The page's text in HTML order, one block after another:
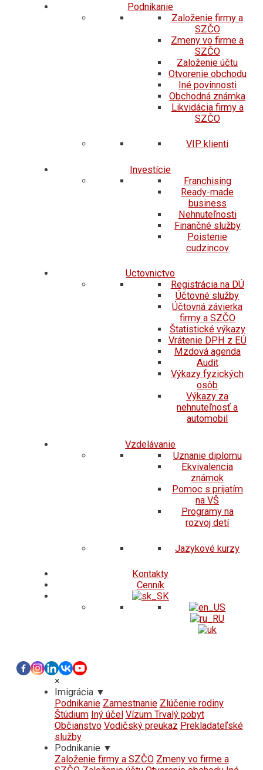
Podnikanie
Založenie firmy a
SZČO
Zmeny vo firme a
SZČO
Založenie účtu
Otvorenie obchodu
Iné povinnosti
Obchodná známka
Likvidácia firmy a
SZČO
VIP klienti
Investície
Franchising
Ready-made
business
Nehnuteľnosti
Finančné služby
Poistenie
cudzincov
Uctovnictvo
Registrácia na DÚ
Účtovné služby
Účtovná závierka
firmy a SZČO
Štatistické výkazy
Vrátenie DPH z EÚ
Mzdová agenda
Audit
Výkazy fyzických
osôb
Výkazy za
nehnuteľnosť a
automobil
Vzdelávanie
Uznanie diplomu
Ekvivalencia
známok
Pomoc s prijatím
na VŠ
Programy na
rozvoj detí
Jazykové kurzy
Kontakty
Cenník
×
Imigrácia ▼
Podnikanie Zamestnanie Zlúčenie rodiny
Štúdium Iný účel Vízum Trvalý pobyt
Občianstvo Vodičský preukaz Prekladateľské
služby
Podnikanie ▼
Založenie firmy a SZČO Zmeny vo firme a